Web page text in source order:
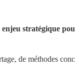
stratégique
de méthodes